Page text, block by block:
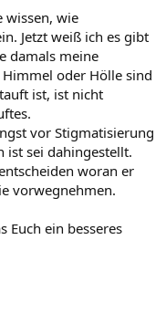
wissen, wie
Jetzt weiß ich es gibt
damals meine
oder Hölle sind
ist, ist nicht
vor Stigmatisierung
ist sei dahingestellt.
woran er
vorwegnehmen.
Euch ein besseres